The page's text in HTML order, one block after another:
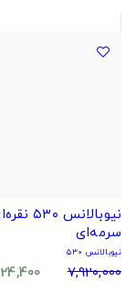
نیوبالانس ۵۳۰
سرمه‌ای
نیوبالانس ۵۳۰
7,920,000